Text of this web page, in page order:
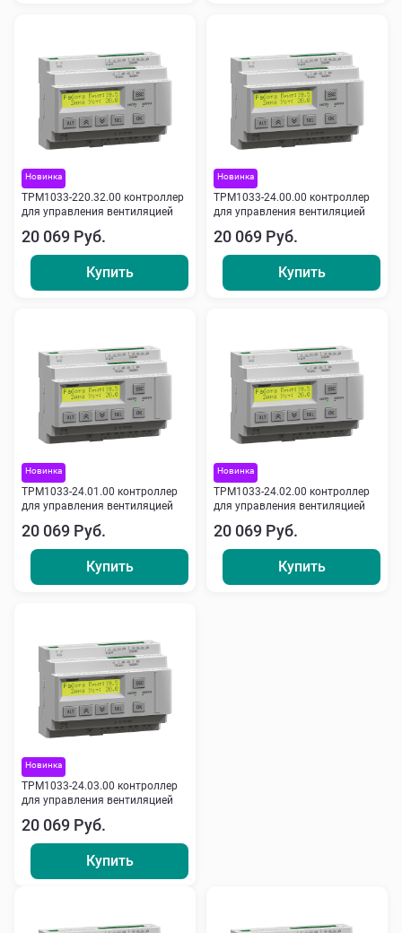
Новинка
ТРМ1033-220.32.00 контроллер
для управления вентиляцией
20 069 Руб.
Купить
Новинка
ТРМ1033-24.00.00 контроллер
для управления вентиляцией
20 069 Руб.
Купить
Новинка
ТРМ1033-24.01.00 контроллер
для управления вентиляцией
20 069 Руб.
Купить
Новинка
ТРМ1033-24.02.00 контроллер
для управления вентиляцией
20 069 Руб.
Купить
Новинка
ТРМ1033-24.03.00 контроллер
для управления вентиляцией
20 069 Руб.
Купить